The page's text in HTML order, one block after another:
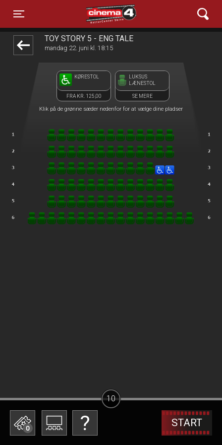
Toggle navigation
Cinema4
TOY STORY 5 - ENG TALE
mandag 22. juni kl. 18:15
KØRESTOL
FRA KR. 125,00
LUKSUS
LÆNESTOL
SE MERE
Klik på de grønne sæder nedenfor for at vælge dine pladser
0 START
10
front03-cc 102431